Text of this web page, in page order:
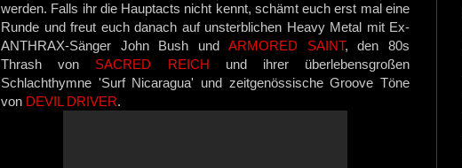
werden. Falls ihr die Hauptacts nicht kennt, schämt euch erst mal eine
Runde und freut euch danach auf unsterblichen Heavy Metal mit Ex-
ANTHRAX-Sänger John Bush und ARMORED SAINT, den 80s
Thrash von SACRED REICH und ihrer überlebensgroßen
Schlachthymne 'Surf Nicaragua' und zeitgenössische Groove Töne
von DEVIL DRIVER.